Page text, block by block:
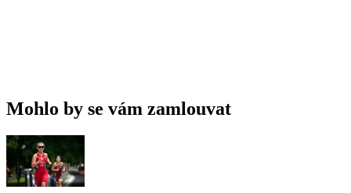
Mohlo by se vám zamlouvat